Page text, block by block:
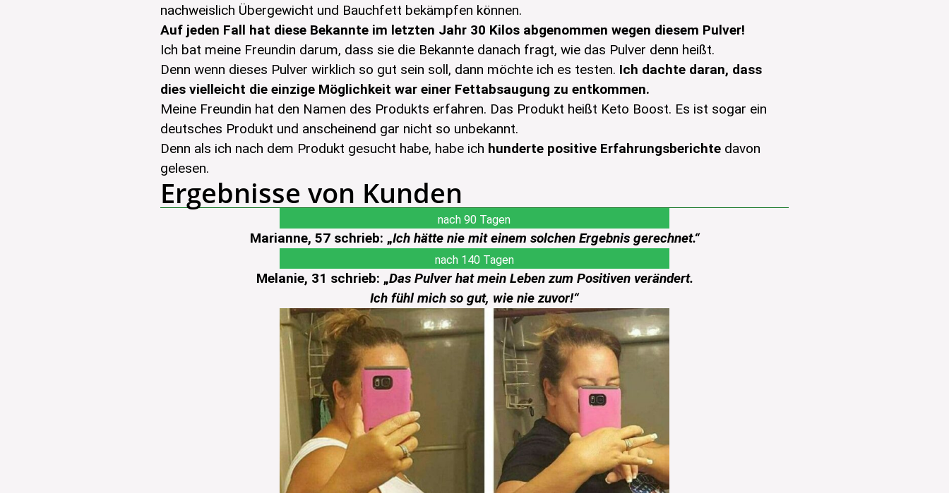
nachweislich Übergewicht und Bauchfett bekämpfen können.
Auf jeden Fall hat diese Bekannte im letzten Jahr 30 Kilos abgenommen wegen diesem Pulver!
Ich bat meine Freundin darum, dass sie die Bekannte danach fragt, wie das Pulver denn heißt.
Denn wenn dieses Pulver wirklich so gut sein soll, dann möchte ich es testen. Ich dachte daran, dass
dies vielleicht die einzige Möglichkeit war einer Fettabsaugung zu entkommen.
Meine Freundin hat den Namen des Produkts erfahren. Das Produkt heißt Keto Boost. Es ist sogar ein
deutsches Produkt und anscheinend gar nicht so unbekannt.
Denn als ich nach dem Produkt gesucht habe, habe ich hunderte positive Erfahrungsberichte davon
gelesen.
Ergebnisse von Kunden
nach 90 Tagen
Marianne, 57 schrieb: „Ich hätte nie mit einem solchen Ergebnis gerechnet.“
nach 140 Tagen
Melanie, 31 schrieb: „Das Pulver hat mein Leben zum Positiven verändert.
Ich fühl mich so gut, wie nie zuvor!“